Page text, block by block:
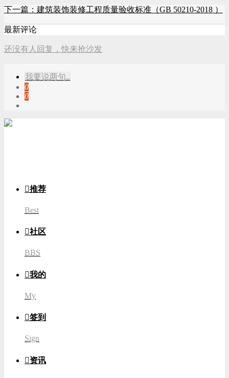
下一篇：建筑装饰装修工程质量验收标准（GB 50210-2018 ）
最新评论
还没有人回复，快来抢沙发
我要说两句..
0
0
推荐
Best
社区
BBS
我的
My
签到
Sign
资讯